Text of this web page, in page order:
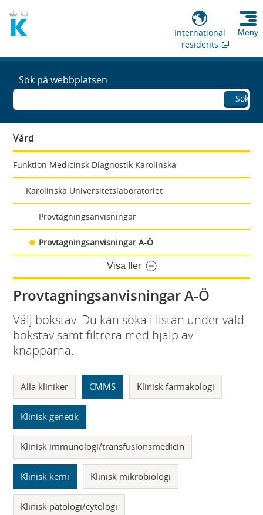
International
residents
Meny
Sök på webbplatsen
Sök
Vård
Funktion Medicinsk Diagnostik Karolinska
Karolinska Universitetslaboratoriet
Provtagningsanvisningar
Provtagningsanvisningar A-Ö
Visa fler
Provtagningsanvisningar A-Ö
Välj bokstav. Du kan söka i listan under vald
bokstav samt filtrera med hjälp av
knapparna.
Alla kliniker CMMS Klinisk farmakologi
Klinisk genetik
Klinisk immunologi/transfusionsmedicin
Klinisk kemi Klinisk mikrobiologi
Klinisk patologi/cytologi